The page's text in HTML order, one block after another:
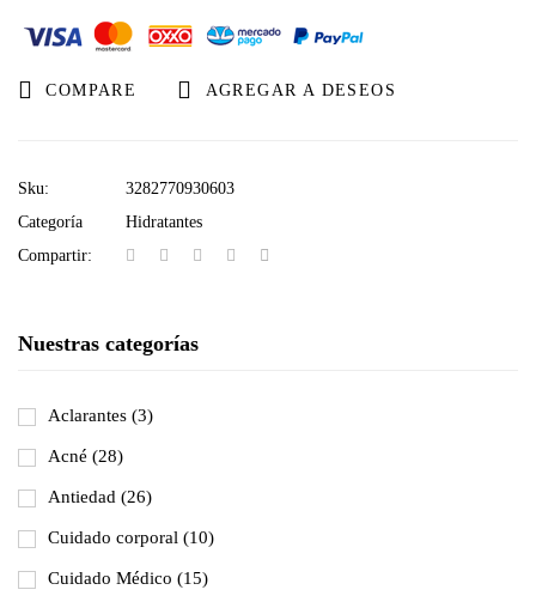
Nuestras categorías
Aclarantes (3)
Acné (28)
Antiedad (26)
Cuidado corporal (10)
Cuidado Médico (15)
cantidad
COMPARE AGREGAR A DESEOS
Sku:
3282770930603
Categoría
Hidratantes
Compartir: